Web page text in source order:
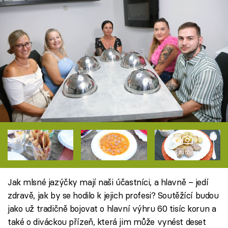
26 fotografií
Jak mlsné jazýčky mají naši účastníci, a hlavně – jedí
zdravě, jak by se hodilo k jejich profesi? Soutěžící budou
jako už tradičně bojovat o hlavní výhru 60 tisíc korun a
také o diváckou přízeň, která jim může vynést deset